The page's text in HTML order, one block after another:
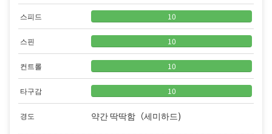
스피드 10
스핀 10
컨트롤 10
타구감 10
경도 약간 딱딱함（세미하드)